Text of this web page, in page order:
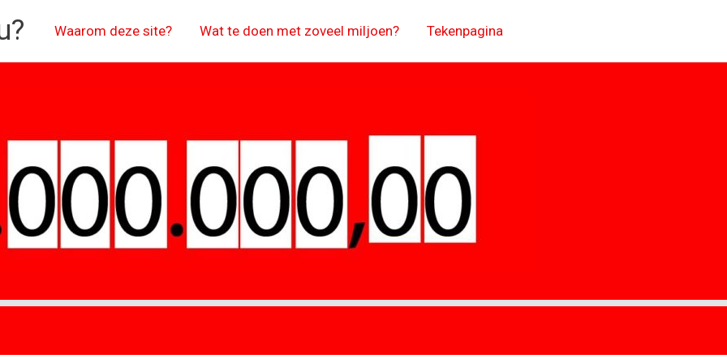
Waarom deze site? Wat te doen met zoveel miljoen? Tekenpagina